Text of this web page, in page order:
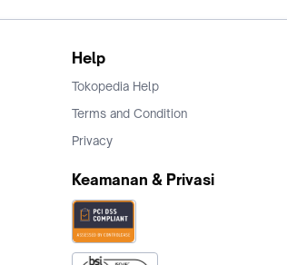
Help
Tokopedia Help
Terms and Condition
Privacy
Keamanan & Privasi